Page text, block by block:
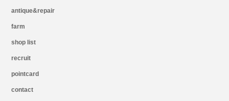
antique&repair
farm
shop list
recruit
pointcard
contact